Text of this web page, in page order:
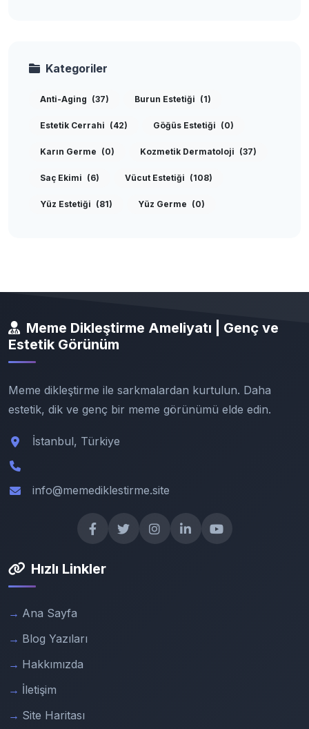
Kategoriler
Anti-Aging (37) Burun Estetiği (1)
Estetik Cerrahi (42) Göğüs Estetiği (0)
Karın Germe (0) Kozmetik Dermatoloji (37)
Saç Ekimi (6) Vücut Estetiği (108)
Yüz Estetiği (81) Yüz Germe (0)
Meme Dikleştirme Ameliyatı | Genç ve
Estetik Görünüm
Meme dikleştirme ile sarkmalardan kurtulun. Daha
estetik, dik ve genç bir meme görünümü elde edin.
İstanbul, Türkiye
info@memediklestirme.site
Hızlı Linkler
Ana Sayfa
Blog Yazıları
Hakkımızda
İletişim
Site Haritası